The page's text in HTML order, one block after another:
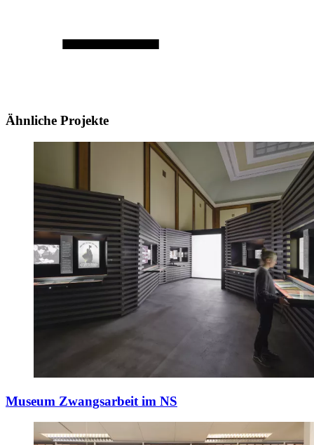
Ähnliche Projekte
Museum Zwangsarbeit im NS